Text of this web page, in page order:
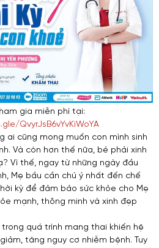
gia miễn phí tại:
QvyrJsB6vYvKiWoYA
ai cũng mong muốn con mình sinh
Và còn hơn thế nữa, bé phải xinh
Vì thế, ngay từ những ngày đầu
Mẹ bầu cần chú ý nhất đến chế
kỳ để đảm bảo sức khỏe cho Mẹ
mạnh, thông minh và xinh đẹp
quá trình mang thai khiến hệ
tăng nguy cơ nhiễm bệnh. Tuy